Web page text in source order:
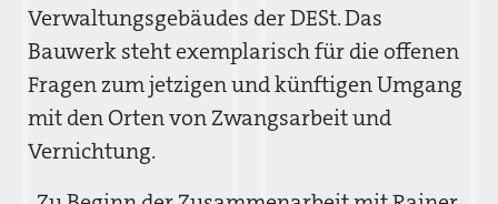
Verwaltungsgebäudes der DESt. Das
Bauwerk steht exemplarisch für die offenen
Fragen zum jetzigen und künftigen Umgang
mit den Orten von Zwangsarbeit und
Vernichtung.